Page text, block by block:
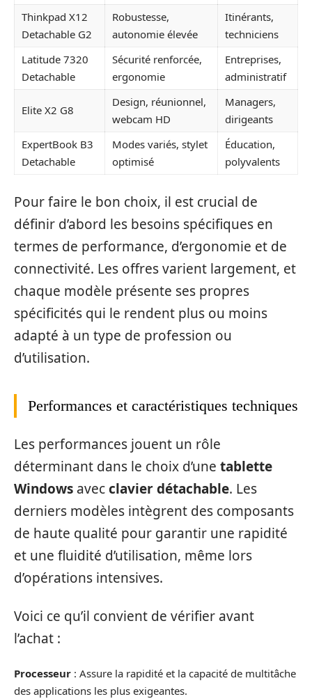
Thinkpad X12
Detachable G2
Robustesse,
autonomie élevée
Itinérants,
techniciens
Latitude 7320
Detachable
Sécurité renforcée,
ergonomie
Entreprises,
administratif
Elite X2 G8
Design, réunionnel,
webcam HD
Managers,
dirigeants
ExpertBook B3
Detachable
Modes variés, stylet
optimisé
Éducation,
polyvalents
Pour faire le bon choix, il est crucial de
définir d’abord les besoins spécifiques en
termes de performance, d’ergonomie et de
connectivité. Les offres varient largement, et
chaque modèle présente ses propres
spécificités qui le rendent plus ou moins
adapté à un type de profession ou
d’utilisation.
Performances et caractéristiques techniques
Les performances jouent un rôle
déterminant dans le choix d’une tablette
Windows avecclavier détachable. Les
derniers modèles intègrent des composants
de haute qualité pour garantir une rapidité
et une fluidité d’utilisation, même lors
d’opérations intensives.
Voici ce qu’il convient de vérifier avant
l’achat :
Processeur : Assure la rapidité et la capacité de multitâche
des applications les plus exigeantes.